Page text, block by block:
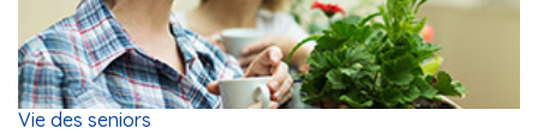
Vie des seniors